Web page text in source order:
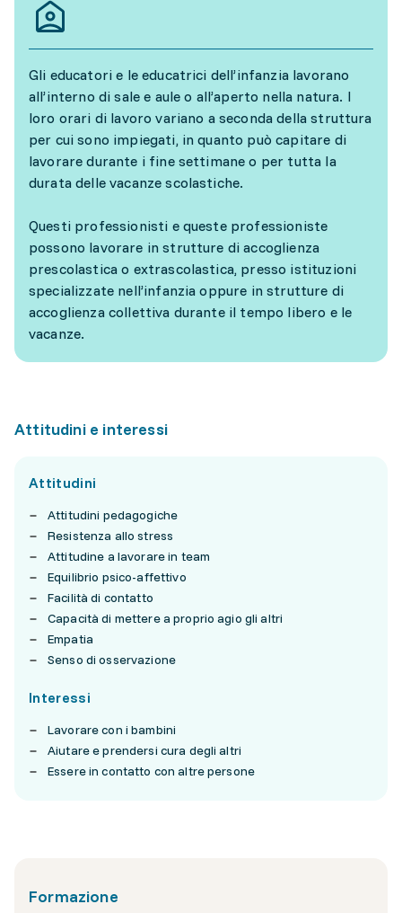
Gli educatori e le educatrici dell’infanzia lavorano
all’interno di sale e aule o all’aperto nella natura. I
loro orari di lavoro variano a seconda della struttura
per cui sono impiegati, in quanto può capitare di
lavorare durante i fine settimane o per tutta la
durata delle vacanze scolastiche.
Questi professionisti e queste professioniste
possono lavorare in strutture di accoglienza
prescolastica o extrascolastica, presso istituzioni
specializzate nell’infanzia oppure in strutture di
accoglienza collettiva durante il tempo libero e le
vacanze.
Attitudini e interessi
Attitudini
Attitudini pedagogiche
Resistenza allo stress
Attitudine a lavorare in team
Equilibrio psico-affettivo
Facilità di contatto
Capacità di mettere a proprio agio gli altri
Empatia
Senso di osservazione
Interessi
Lavorare con i bambini
Aiutare e prendersi cura degli altri
Essere in contatto con altre persone
Formazione